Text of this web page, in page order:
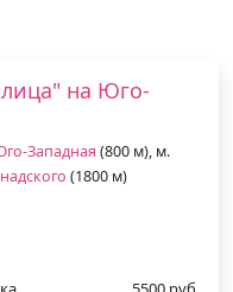
на Юго-
Западная (800 м), м.
(1800 м)